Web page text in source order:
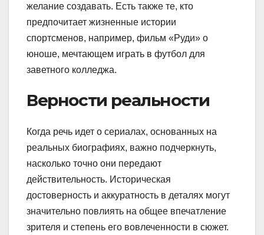
желание создавать. Есть также те, кто
предпочитает жизненные истории
спортсменов, например, фильм «Руди» о
юноше, мечтающем играть в футбол для
заветного колледжа.
Верности реальности
Когда речь идет о сериалах, основанных на
реальных биографиях, важно подчеркнуть,
насколько точно они передают
действительность. Историческая
достоверность и аккуратность в деталях могут
значительно повлиять на общее впечатление
зрителя и степень его вовлеченности в сюжет.